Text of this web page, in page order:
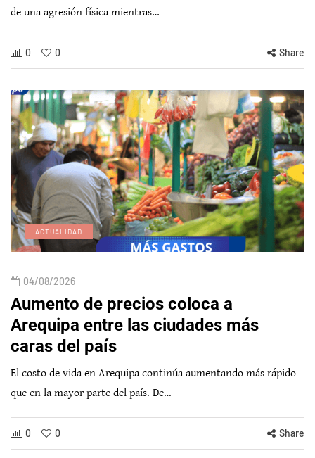
de una agresión física mientras…
0 0 Share
ACTUALIDAD
04/08/2026
Aumento de precios coloca a
Arequipa entre las ciudades más
caras del país
El costo de vida en Arequipa continúa aumentando más rápido
que en la mayor parte del país. De…
0 0 Share